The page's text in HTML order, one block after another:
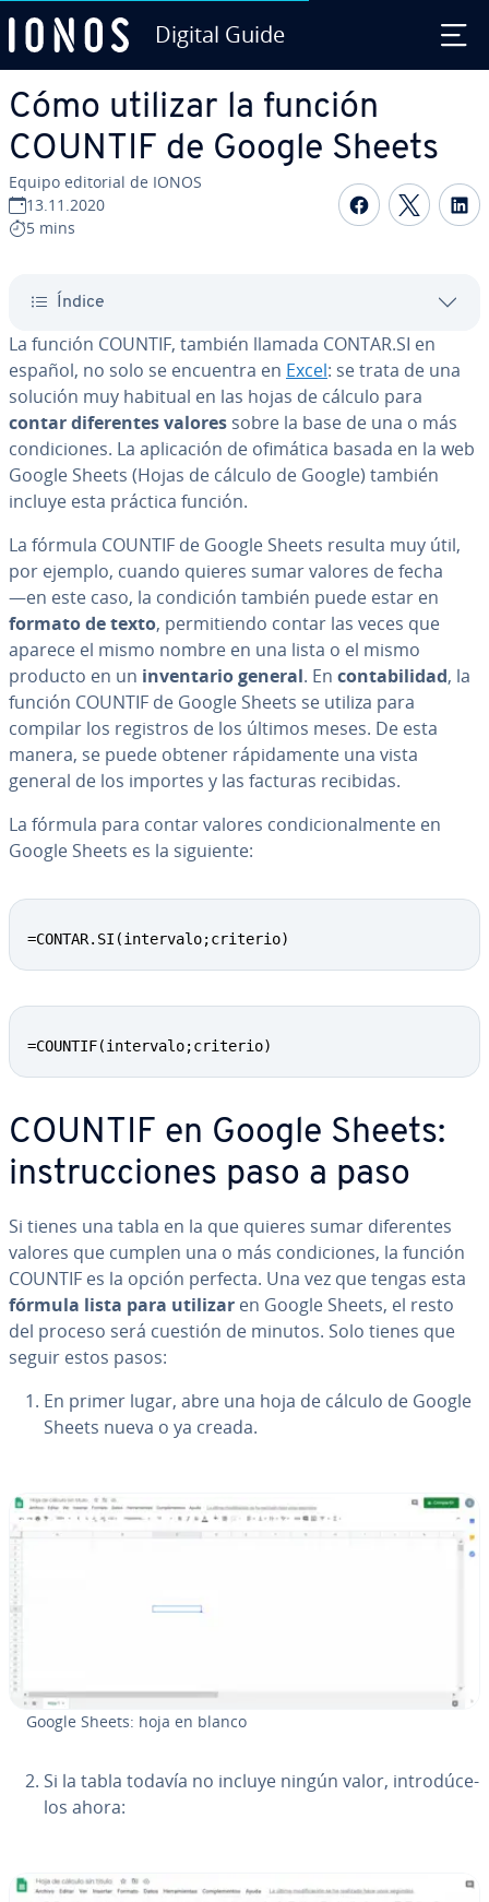
Digital Guide
Cómo utilizar la función
COUNTIF de Google Sheets
Equipo editorial de IONOS
13.11.2020
5 mins
Compartir
Índice
La función COUNTIF, también llamada CONTAR.SI en
español, no solo se encuentra en Excel: se trata de una
solución muy habitual en las hojas de cálculo para
contar di­fe­re­n­tes valores sobre la base de una o más
co­n­di­cio­nes. La apli­ca­ción de ofimática basada en la web
Google Sheets (Hojas de cálculo de Google) también
incluye esta práctica función.
La fórmula COUNTIF de Google Sheets resulta muy útil,
por ejemplo, cuando quieres sumar valores de fecha
―en este caso, la condición también puede estar en
formato de texto, pe­r­mi­tie­n­do contar las veces que
aparece el mismo nombre en una lista o el mismo
producto en un in­ve­n­ta­rio general. En co­n­ta­bi­li­dad, la
función COUNTIF de Google Sheets se utiliza para
compilar los registros de los últimos meses. De esta
manera, se puede obtener rá­pi­da­me­n­te una vista
general de los importes y las facturas recibidas.
La fórmula para contar valores co­n­di­cio­na­l­me­n­te en
Google Sheets es la siguiente:
=CONTAR.SI(intervalo;criterio)
=COUNTIF(intervalo;criterio)
COUNTIF en Google Sheets:
in­s­tru­c­cio­nes paso a paso
Si tienes una tabla en la que quieres sumar di­fe­re­n­tes
valores que cumplen una o más co­n­di­cio­nes, la función
COUNTIF es la opción perfecta. Una vez que tengas esta
fórmula lista para utilizar en Google Sheets, el resto
del proceso será cuestión de minutos. Solo tienes que
seguir estos pasos:
En primer lugar, abre una hoja de cálculo de Google
Sheets nueva o ya creada.
Google Sheets: hoja en blanco
Si la tabla todavía no incluye ningún valor, in­tro­dú­ce­
los ahora: